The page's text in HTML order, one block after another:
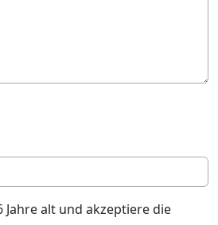
alt und akzeptiere die